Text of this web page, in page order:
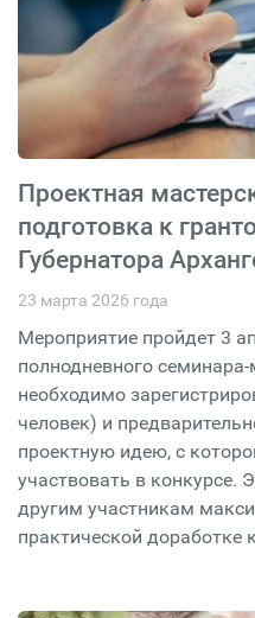
Проектная
подготовка к
Губернатора
23 марта 2026 года
Мероприятие пройдет 3
полнодневного
необходимо
человек) и
проектную идею, с
участвовать в конкурсе.
другим участникам
практической доработке